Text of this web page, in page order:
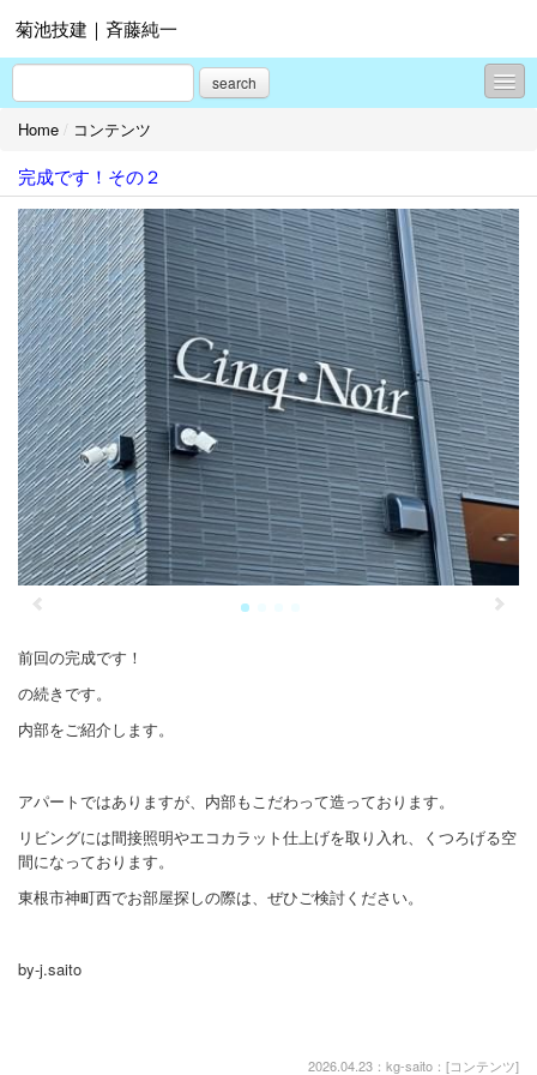
菊池技建｜斉藤純一
search
コンテンツ
プロフィール
お問合せ
Home / コンテンツ
完成です！その２
前回の完成です！
の続きです。
内部をご紹介します。
アパートではありますが、内部もこだわって造っております。
リビングには間接照明やエコカラット仕上げを取り入れ、くつろげる空
間になっております。
東根市神町西でお部屋探しの際は、ぜひご検討ください。
by-j.saito
2026.04.23：kg-saito：[コンテンツ]